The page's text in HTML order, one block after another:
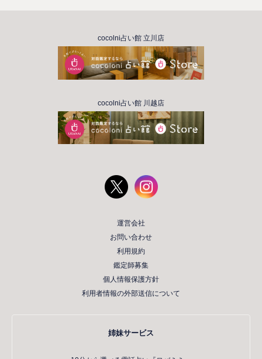
cocolni占い館 立川店
cocolni占い館 川越店
運営会社
お問い合わせ
利用規約
鑑定師募集
個人情報保護方針
利用者情報の外部送信について
姉妹サービス